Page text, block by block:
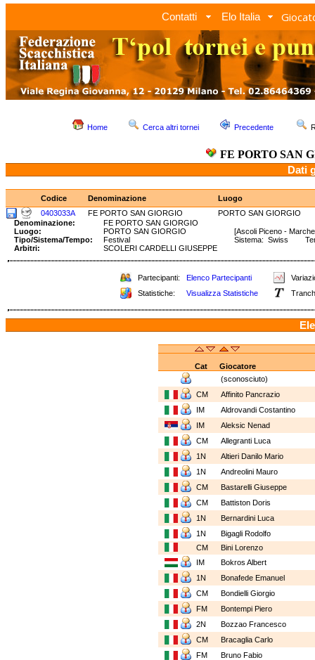
Contatti Elo Italia
Home Cerca altri tornei Precedente
FE PORTO SAN
Dati
Codice Denominazione
Luogo
0403033A
FE PORTO SAN GIORGIO
PORTO SAN GIORGIO
Denominazione:
FE PORTO SAN GIORGIO
Luogo:
PORTO SAN GIORGIO
[Ascoli Piceno -
Tipo/Sistema/Tempo:
Festival
Sistema: Swiss
Arbitri:
SCOLERI CARDELLI GIUSEPPE
Partecipanti: Elenco Partecipanti
Statistiche:
Visualizza Statistiche
Cat
Giocatore
(sconosciuto)
CM
Affinito Pancrazio
IM
Aldrovandi Costantino
IM
Aleksic Nenad
CM
Allegranti Luca
1N
Altieri Danilo Mario
1N
Andreolini Mauro
CM
Bastarelli Giuseppe
CM
Battiston Doris
1N
Bernardini Luca
1N
Bigagli Rodolfo
CM
Bini Lorenzo
IM
Bokros Albert
1N
Bonafede Emanuel
CM
Bondielli Giorgio
FM
Bontempi Piero
2N
Bozzao Francesco
CM
Bracaglia Carlo
FM
Bruno Fabio